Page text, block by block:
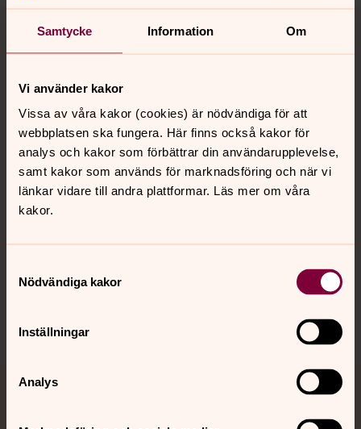
Samtycke Information Om
Vi använder kakor
Vissa av våra kakor (cookies) är nödvändiga för att
webbplatsen ska fungera. Här finns också kakor för
analys och kakor som förbättrar din användarupplevelse,
samt kakor som används för marknadsföring och när vi
länkar vidare till andra plattformar. Läs mer om våra
kakor.
Nödvändiga kakor
Inställningar
Analys
Tillbaka till toppen
Tillbaka till innehållet
Kontakt
Kalender
Hitta snabbt
Sociala kanaler